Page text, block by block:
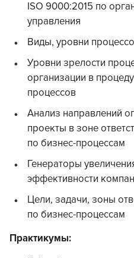
ISO 9000:2015 по
управления
Виды, уровни
Уровни зрелости
организации в
процессов
Анализ направлений
проекты в зоне
по бизнес-процессам
Генераторы
эффективности
Цели, задачи, зоны
по бизнес-процессам
Практикумы: